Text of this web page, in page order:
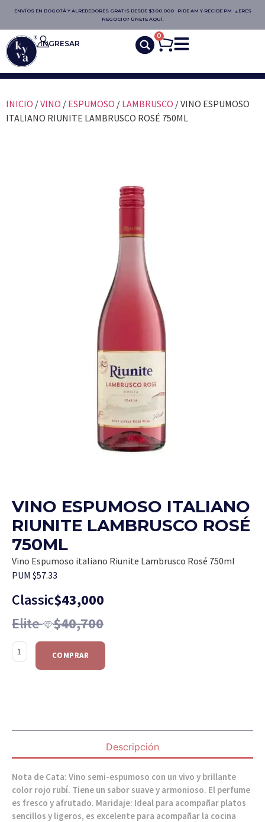
ENVÍOS EN BOGOTÁ Y ALREDEDORES GRATIS DESDE $300.000 · PIDE AM Y RECIBE PM · ¿ERES
NEGOCIO? ÚNETE AQUÍ.
INGRESAR
0
INICIO /VINO / ESPUMOSO / LAMBRUSCO / VINO ESPUMOSO
ITALIANO RIUNITE LAMBRUSCO ROSÉ 750ML
VINO ESPUMOSO ITALIANO
RIUNITE LAMBRUSCO ROSÉ
750ML
Vino Espumoso italiano Riunite Lambrusco Rosé 750ml
PUM $57.33
Classic$43,000
Elite $40,700
COMPRAR
Descripción
Nota de Cata: Vino semi-espumoso con un vivo y brillante
color rojo rubí. Tiene un sabor suave y armonioso. El perfume
es fresco y afrutado. Maridaje: Ideal para acompañar platos
sencillos y ligeros, es excelente para acompañar la cocina